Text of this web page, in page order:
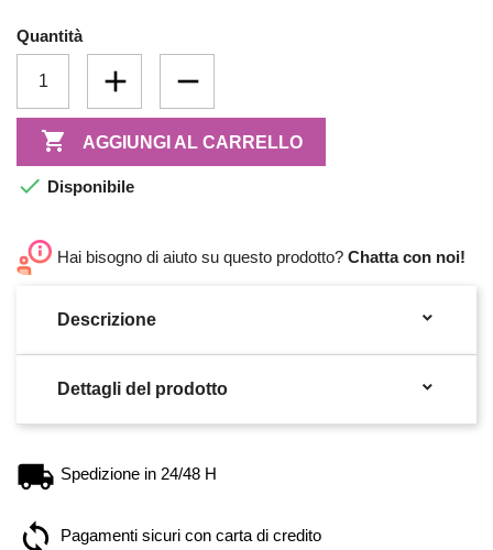
Quantità
 AGGIUNGI AL CARRELLO
 Disponibile
Hai bisogno di aiuto su questo prodotto? Chatta con noi!
Descrizione 
Dettagli del prodotto 
Spedizione in 24/48 H
Pagamenti sicuri con carta di credito